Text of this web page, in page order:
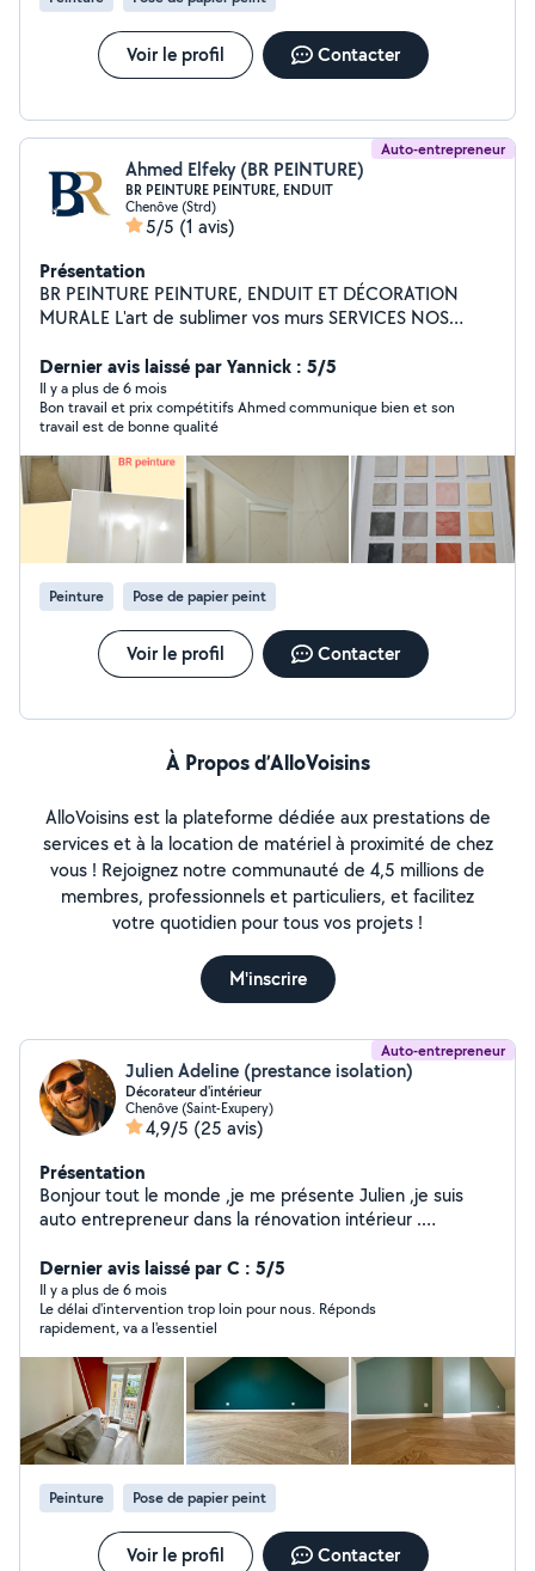
Voir le profil Contacter
Auto-entrepreneur
Ahmed Elfeky (BR PEINTURE)
BR PEINTURE PEINTURE, ENDUIT
Chenôve (Strd)
5/5 (1 avis)
Présentation
BR PEINTURE PEINTURE, ENDUIT ET DÉCORATION
MURALE L'art de sublimer vos murs SERVICES NOS
finitions soignées pour un rendu parfait. ENDUIT Enduit
de lissage, rebouchage, ratissage et préparation des
supports. DÉCORATION MURALE Effets décoratifs,
matières, béton ciré, tadelakt, stuc et plus encore.
Dernier avis laissé par Yannick : 5/5
Il y a plus de 6 mois
Bon travail et prix compétitifs Ahmed communique bien et son
travail est de bonne qualité
Peinture Pose de papier peint
Voir le profil Contacter
À Propos d’AlloVoisins
AlloVoisins est la plateforme dédiée aux prestations de
services et à la location de matériel à proximité de chez
vous ! Rejoignez notre communauté de 4,5 millions de
membres, professionnels et particuliers, et facilitez
votre quotidien pour tous vos projets !
M'inscrire
Auto-entrepreneur
Julien Adeline (prestance isolation)
Décorateur d'intérieur
Chenôve (Saint-Exupery)
4,9/5 (25 avis)
Présentation
Bonjour tout le monde ,je me présente Julien ,je suis
auto entrepreneur dans la rénovation intérieur .
parquet,peinture,enduit papier peint ect .. .je suis de
Dijon . Ma mission sublimer votre intérieur. Hésitez pas à
me contacter.je fonctionne généralement par forfait.si
vous voulez en savoir plus sur mes activités,j'ai un
compte Facebook pro (Julien Adeline ) . Je vise
principalement la qualité que la quantité.
Dernier avis laissé par C : 5/5
Il y a plus de 6 mois
Le délai d'intervention trop loin pour nous. Réponds
rapidement, va a l'essentiel
Peinture Pose de papier peint
Voir le profil Contacter